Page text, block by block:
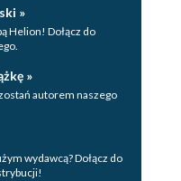
»
Helion! Dołącz do
»
autorem naszego
wydawcą? Dołącz do